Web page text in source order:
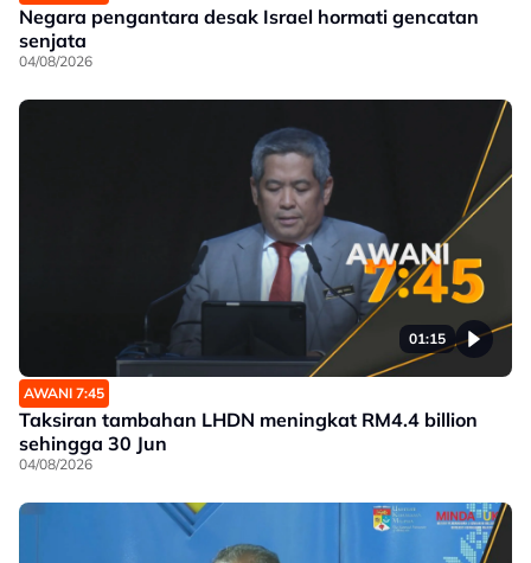
Negara pengantara desak Israel hormati gencatan
senjata
04/08/2026
01:15
AWANI 7:45
Taksiran tambahan LHDN meningkat RM4.4 billion
sehingga 30 Jun
04/08/2026